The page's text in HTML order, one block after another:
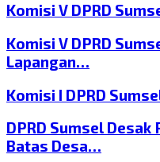
Komisi V DPRD
Komisi V DPRD
Lapangan…
Komisi I DPRD
DPRD Sumsel
Batas Desa…